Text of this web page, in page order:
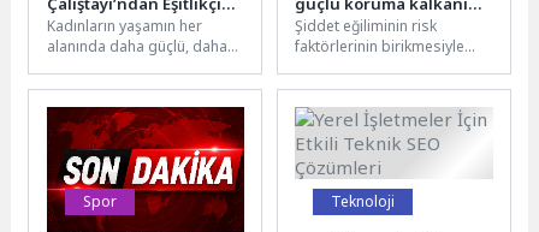
Kent İçin Güçlü Yol
Haritası
Kadınların yaşamın her
alanında daha güçlü, daha
olması için çalışmalarını
kararlılıkla...
ailede kuruluyor
Şiddet eğiliminin risk
faktörlerinin birikmesiyle
İstanbul Atlas Üniversitesi
İnsan ve Toplum Bilimleri...
Spor Teknoloji